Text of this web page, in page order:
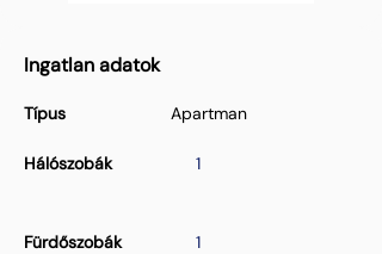
Ingatlan adatok
Típus
Hálószobák
Apartman
1
Fürdőszobák 1